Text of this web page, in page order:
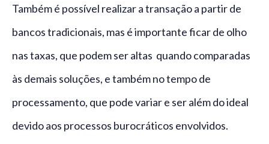
Também é possível realizar a transação a partir de
bancos tradicionais, mas é importante ficar de olho
nas taxas, que podem ser altas quando comparadas
às demais soluções, e também no tempo de
processamento, que pode variar e ser além do ideal
devido aos processos burocráticos envolvidos.